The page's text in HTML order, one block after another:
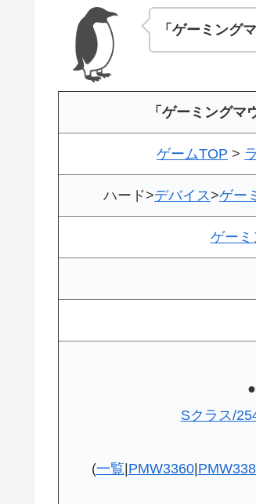
「ゲーミング
「ゲーミング
ゲームTOP >
ハード>デバイス >ゲー
ゲーミ
●
Sクラス/
(一覧|PMW3360|